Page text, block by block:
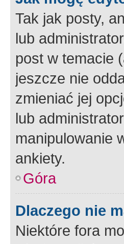
Tak jak posty,
lub
post w temacie
jeszcze nie
zmieniać jej
lub
manipulowanie
ankiety.
Góra
Dlaczego nie
Niektóre fora